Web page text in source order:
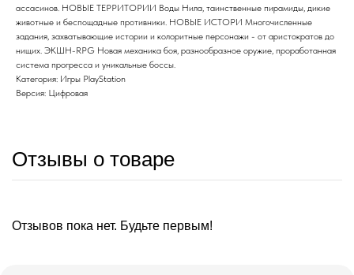
ассасинов. НОВЫЕ ТЕРРИТОРИИ Воды Нила, таинственные пирамиды, дикие
животные и беспощадные противники. НОВЫЕ ИСТОРИ Многочисленные
задания, захватывающие истории и колоритные персонажи - от аристократов до
нищих. ЭКШН-RPG Новая механика боя, разнообразное оружие, проработанная
система прогресса и уникальные боссы.
Категория: Игры PlayStation
Версия: Цифровая
Отзывы о товаре
Отзывов пока нет. Будьте первым!